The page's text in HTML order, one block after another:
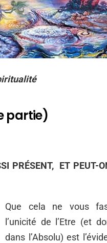
partie)
PRÉSENT, ET PEUT-
Que cela ne vous
l’unicité de l’Etre (et
dans l’Absolu) est